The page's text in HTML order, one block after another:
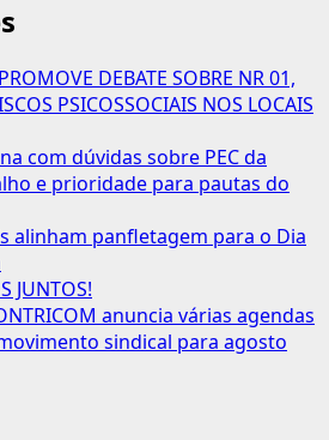
DEBATE SOBRE NR 01,
PSICOSSOCIAIS NOS LOCAIS
com dúvidas sobre PEC da
e prioridade para pautas do
alinham panfletagem para o Dia
JUNTOS!
anuncia várias agendas
sindical para agosto